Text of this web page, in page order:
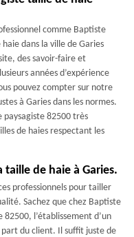
comme Baptiste
haie dans la ville de Garies
des savoir-faire et
années d’expérience
pouvez compter sur notre
à Garies dans les normes.
paysagiste 82500 très
de haies respectant les
de haie à Garies.
professionnels pour tailler
Sachez que chez Baptiste
82500, l’établissement d’un
du client. Il suffit juste de